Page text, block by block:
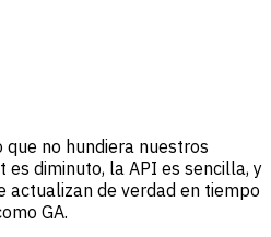
no hundiera nuestros
es diminuto, la API es sencilla, y
actualizan de verdad en tiempo
GA.